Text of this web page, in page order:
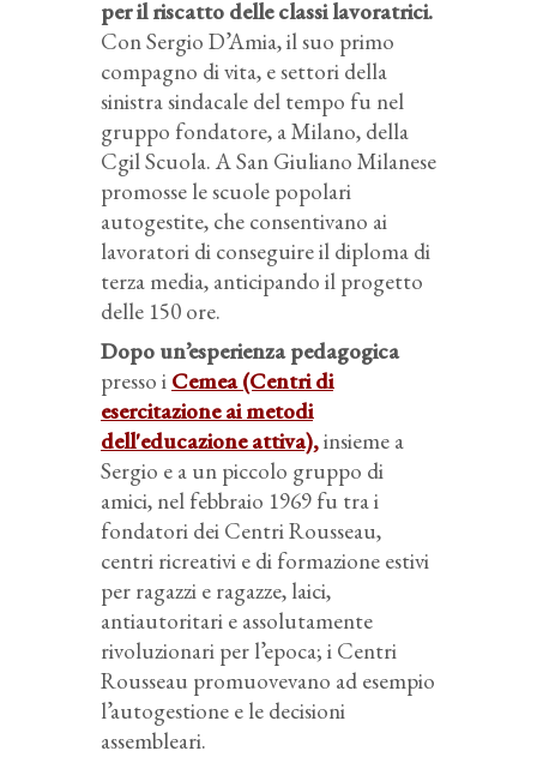
per il riscatto delle classi lavoratrici.
Con Sergio D’Amia, il suo primo
compagno di vita, e settori della
sinistra sindacale del tempo fu nel
gruppo fondatore, a Milano, della
Cgil Scuola. A San Giuliano Milanese
promosse le scuole popolari
autogestite, che consentivano ai
lavoratori di conseguire il diploma di
terza media, anticipando il progetto
delle 150 ore.
Dopo un’esperienza pedagogica
presso i Cemea (Centri di
esercitazione ai metodi
dell'educazione attiva),insieme a
Sergio e a un piccolo gruppo di
amici, nel febbraio 1969 fu tra i
fondatori dei Centri Rousseau,
centri ricreativi e di formazione estivi
per ragazzi e ragazze, laici,
antiautoritari e assolutamente
rivoluzionari per l’epoca; i Centri
Rousseau promuovevano ad esempio
l’autogestione e le decisioni
assembleari.